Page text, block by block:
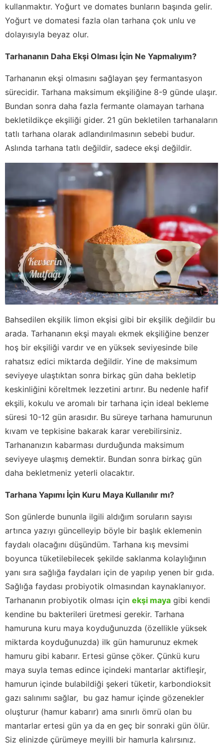
kullanmaktır. Yoğurt ve domates bunların başında gelir.
Yoğurt ve domatesi fazla olan tarhana çok unlu ve
dolayısıyla beyaz olur.
Tarhananın Daha Ekşi Olması İçin Ne Yapmalıyım?
Tarhananın ekşi olmasını sağlayan şey fermantasyon
sürecidir. Tarhana maksimum ekşiliğine 8-9 günde ulaşır.
Bundan sonra daha fazla fermante olamayan tarhana
bekletildikçe ekşiliği gider. 21 gün bekletilen tarhanaların
tatlı tarhana olarak adlandırılmasının sebebi budur.
Aslında tarhana tatlı değildir, sadece ekşi değildir.
Bahsedilen ekşilik limon ekşisi gibi bir ekşilik değildir bu
arada. Tarhananın ekşi mayalı ekmek ekşiliğine benzer
hoş bir ekşiliği vardır ve en yüksek seviyesinde bile
rahatsız edici miktarda değildir. Yine de maksimum
seviyeye ulaştıktan sonra birkaç gün daha bekletip
keskinliğini köreltmek lezzetini artırır. Bu nedenle hafif
ekşili, kokulu ve aromalı bir tarhana için ideal bekleme
süresi 10-12 gün arasıdır. Bu süreye tarhana hamurunun
kıvam ve tepkisine bakarak karar verebilirsiniz.
Tarhananızın kabarması durduğunda maksimum
seviyeye ulaşmış demektir. Bundan sonra birkaç gün
daha bekletmeniz yeterli olacaktır.
Tarhana Yapımı İçin Kuru Maya Kullanılır mı?
Son günlerde bununla ilgili aldığım soruların sayısı
artınca yazıyı güncelleyip böyle bir başlık eklemenin
faydalı olacağını düşündüm. Tarhana kış mevsimi
boyunca tüketilebilecek şekilde saklanma kolaylığının
yanı sıra sağlığa faydaları için de yapılıp yenen bir gıda.
Sağlığa faydası probiyotik olmasından kaynaklanıyor.
Tarhananın probiyotik olması için ekşi maya gibi kendi
kendine bu bakterileri üretmesi gerekir. Tarhana
hamuruna kuru maya koyduğunuzda (özellikle yüksek
miktarda koyduğunuzda) ilk gün hamurunuz ekmek
hamuru gibi kabarır. Ertesi günse çöker. Çünkü kuru
maya suyla temas edince içindeki mantarlar aktifleşir,
hamurun içinde bulabildiği şekeri tüketir, karbondioksit
gazı salınımı sağlar, bu gaz hamur içinde gözenekler
oluşturur (hamur kabarır) ama sınırlı ömrü olan bu
mantarlar ertesi gün ya da en geç bir sonraki gün ölür.
Siz elinizde çürümeye meyilli bir hamurla kalırsınız.